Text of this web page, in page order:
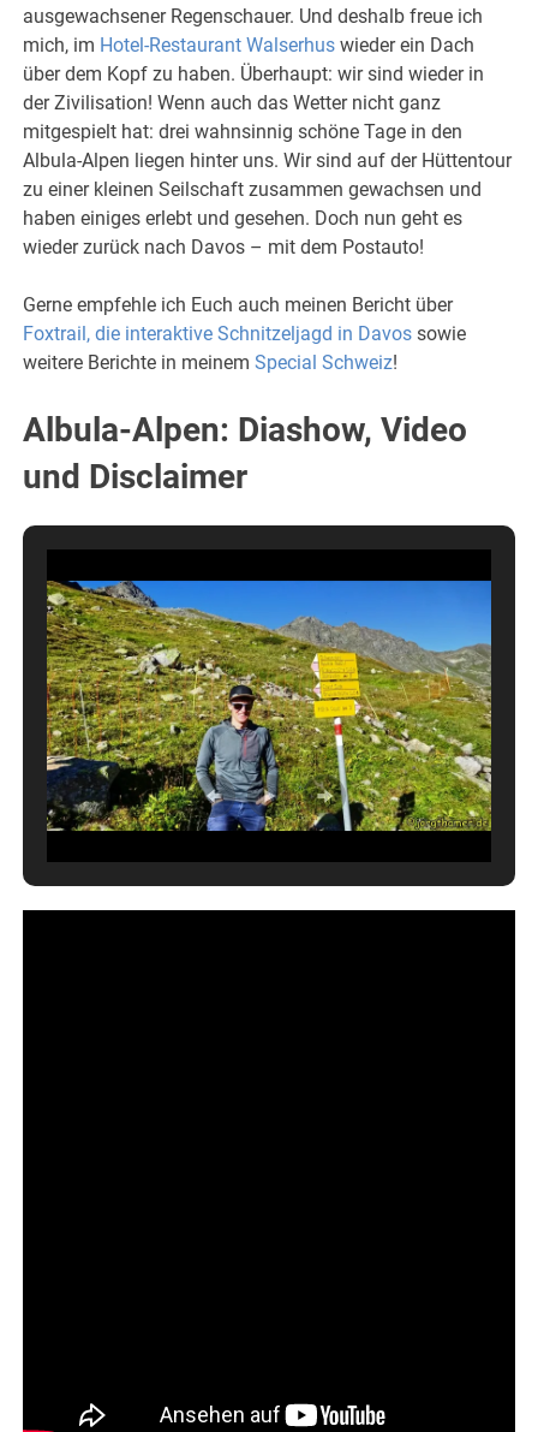
ausgewachsener Regenschauer. Und deshalb freue ich
mich, im Hotel-Restaurant Walserhus wieder ein Dach
über dem Kopf zu haben. Überhaupt: wir sind wieder in
der Zivilisation! Wenn auch das Wetter nicht ganz
mitgespielt hat: drei wahnsinnig schöne Tage in den
Albula-Alpen liegen hinter uns. Wir sind auf der Hüttentour
zu einer kleinen Seilschaft zusammen gewachsen und
haben einiges erlebt und gesehen. Doch nun geht es
wieder zurück nach Davos – mit dem Postauto!
Gerne empfehle ich Euch auch meinen Bericht über
Foxtrail, die interaktive Schnitzeljagd in Davos sowie
weitere Berichte in meinemSpecial Schweiz!
Albula-Alpen: Diashow, Video
und Disclaimer